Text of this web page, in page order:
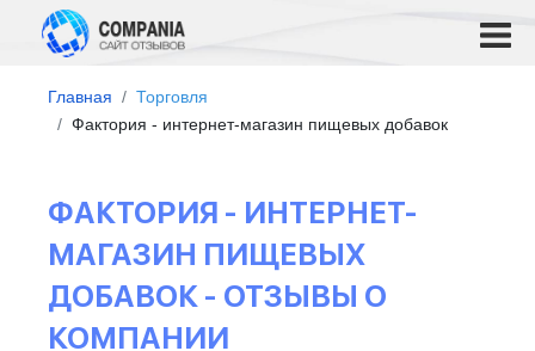
Главная
Торговля
Фактория - интернет-магазин пищевых добавок
ФАКТОРИЯ - ИНТЕРНЕТ-
МАГАЗИН ПИЩЕВЫХ
ДОБАВОК - ОТЗЫВЫ О
КОМПАНИИ